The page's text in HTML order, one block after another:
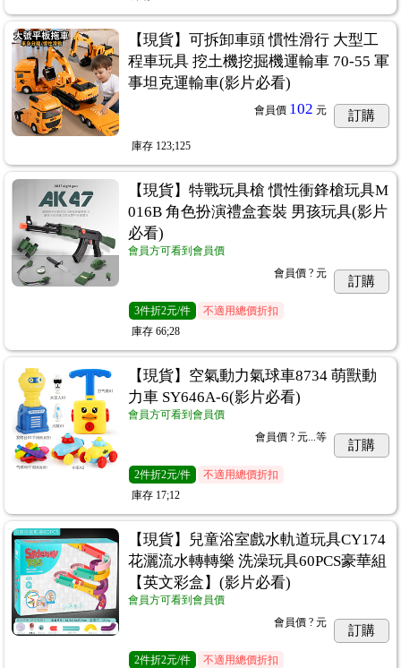
【現貨】可拆卸車頭 慣性滑行 大型工
程車玩具 挖土機挖掘機運輸車 70-55 軍
事坦克運輸車(影片必看)
會員價 102 元 訂購
庫存 123;125
【現貨】特戰玩具槍 慣性衝鋒槍玩具M
016B 角色扮演禮盒套裝 男孩玩具(影片
必看)
會員方可看到會員價
會員價 ? 元
訂購
3件折2元/件
不適用總價折扣
庫存 66;28
【現貨】空氣動力氣球車8734 萌獸動
力車 SY646A-6(影片必看)
會員方可看到會員價
會員價 ? 元... 等
訂購
2件折2元/件
不適用總價折扣
庫存 17;12
【現貨】兒童浴室戲水軌道玩具CY174
花灑流水轉轉樂 洗澡玩具60PCS豪華組
【英文彩盒】(影片必看)
會員方可看到會員價
會員價 ? 元
訂購
2件折2元/件 不適用總價折扣